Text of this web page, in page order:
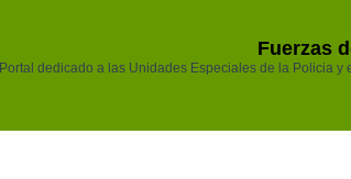
Fuerzas
Portal dedicado a las Unidades Especiales de la Policia y